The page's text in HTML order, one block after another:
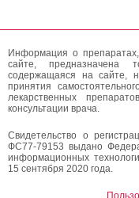
Информация о
сайте, предназначена
содержащаяся на сайте,
принятия
лекарственных
консультации врача.
Свидетельство о
ФС77-79153 выдано
информационных
15 сентября 2020 года.